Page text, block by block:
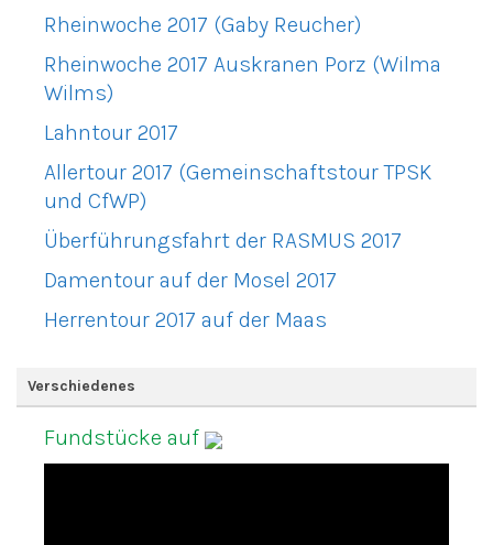
Rheinwoche 2017 (Gaby Reucher)
Rheinwoche 2017 Auskranen Porz (Wilma
Wilms)
Lahntour 2017
Allertour 2017 (Gemeinschaftstour TPSK
und CfWP)
Überführungsfahrt der RASMUS 2017
Damentour auf der Mosel 2017
Herrentour 2017 auf der Maas
Verschiedenes
Fundstücke auf